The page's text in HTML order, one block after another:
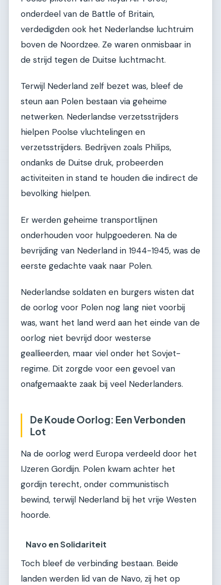
onderdeel van de Battle of Britain,
verdedigden ook het Nederlandse luchtruim
boven de Noordzee. Ze waren onmisbaar in
de strijd tegen de Duitse luchtmacht.
Terwijl Nederland zelf bezet was, bleef de
steun aan Polen bestaan via geheime
netwerken. Nederlandse verzetsstrijders
hielpen Poolse vluchtelingen en
verzetsstrijders. Bedrijven zoals Philips,
ondanks de Duitse druk, probeerden
activiteiten in stand te houden die indirect de
bevolking hielpen.
Er werden geheime transportlijnen
onderhouden voor hulpgoederen. Na de
bevrijding van Nederland in 1944-1945, was de
eerste gedachte vaak naar Polen.
Nederlandse soldaten en burgers wisten dat
de oorlog voor Polen nog lang niet voorbij
was, want het land werd aan het einde van de
oorlog niet bevrijd door westerse
geallieerden, maar viel onder het Sovjet-
regime. Dit zorgde voor een gevoel van
onafgemaakte zaak bij veel Nederlanders.
De Koude Oorlog: Een Verbonden
Lot
Na de oorlog werd Europa verdeeld door het
IJzeren Gordijn. Polen kwam achter het
gordijn terecht, onder communistisch
bewind, terwijl Nederland bij het vrije Westen
hoorde.
Navo en Solidariteit
Toch bleef de verbinding bestaan. Beide
landen werden lid van de Navo, zij het op